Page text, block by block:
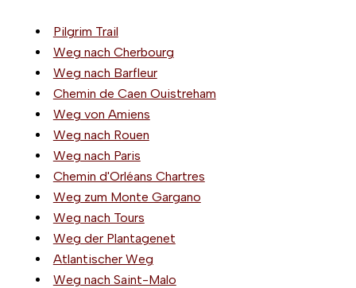
Pilgrim Trail
Weg nach Cherbourg
Weg nach Barfleur
Chemin de Caen Ouistreham
Weg von Amiens
Weg nach Rouen
Weg nach Paris
Chemin d'Orléans Chartres
Weg zum Monte Gargano
Weg nach Tours
Weg der Plantagenet
Atlantischer Weg
Weg nach Saint-Malo